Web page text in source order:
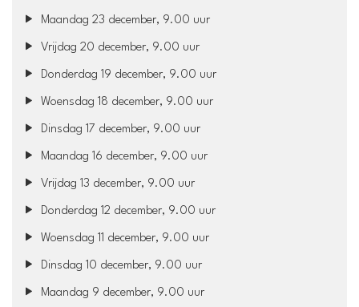
Maandag 23 december, 9.00 uur
Vrijdag 20 december, 9.00 uur
Donderdag 19 december, 9.00 uur
Woensdag 18 december, 9.00 uur
Dinsdag 17 december, 9.00 uur
Maandag 16 december, 9.00 uur
Vrijdag 13 december, 9.00 uur
Donderdag 12 december, 9.00 uur
Woensdag 11 december, 9.00 uur
Dinsdag 10 december, 9.00 uur
Maandag 9 december, 9.00 uur